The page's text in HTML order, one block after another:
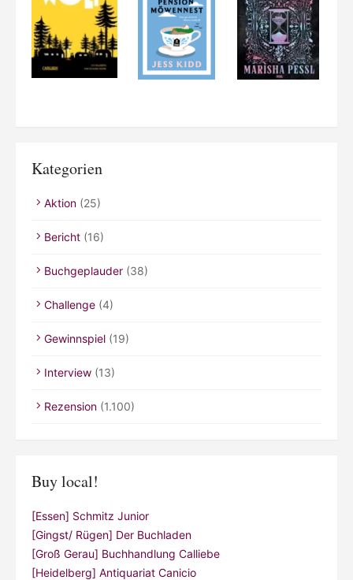
Kategorien
Aktion (25)
Bericht (16)
Buchgeplauder (38)
Challenge (4)
Gewinnspiel (19)
Interview (13)
Rezension (1.100)
Buy local!
[Essen] Schmitz Junior
[Gingst/ Rügen] Der Buchladen
[Groß Gerau] Buchhandlung Calliebe
[Heidelberg] Antiquariat Canicio